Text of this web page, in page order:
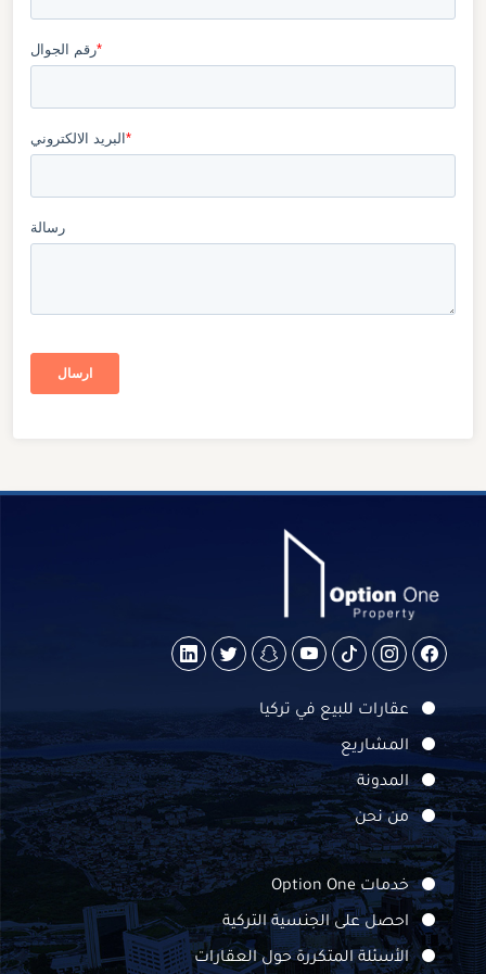
عقارات للبيع في تركيا
المشاريع
المدونة
من نحن
خدمات Option One
احصل على الجنسية التركية
الأسئلة المتكررة حول العقارات